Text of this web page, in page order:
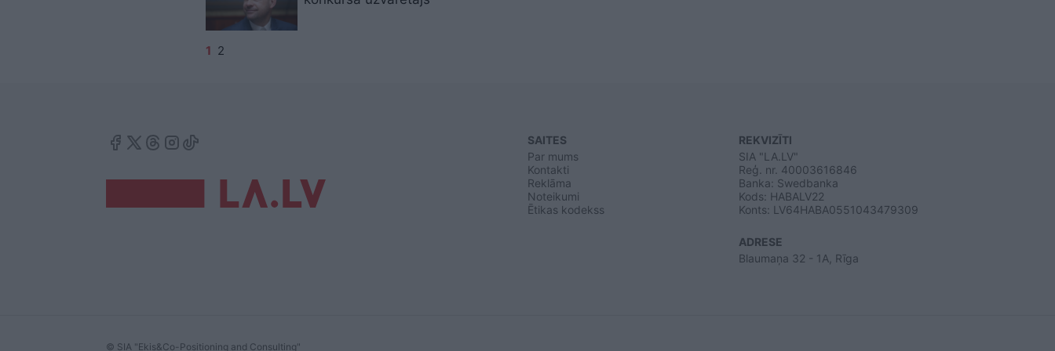
1 2
SAITES
Par mums
Kontakti
Reklāma
Noteikumi
Ētikas kodekss
REKVIZĪTI
SIA "LA.LV"
Reģ. nr. 40003616846
Banka: Swedbanka
Kods: HABALV22
Konts: LV64HABA0551043479309
ADRESE
Blaumaņa 32 - 1A, Rīga
© SIA "Ekis&Co-Positioning and Consulting"